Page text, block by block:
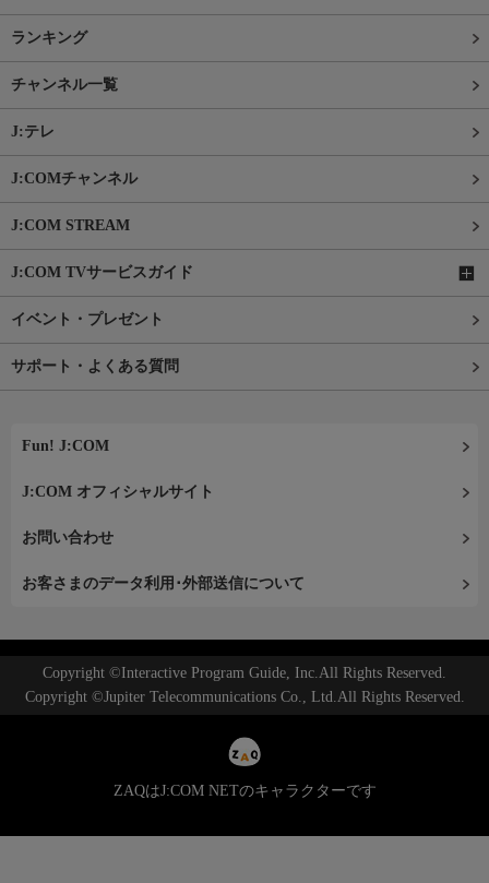
ランキング
チャンネル一覧
J:テレ
J:COMチャンネル
J:COM STREAM
J:COM TVサービスガイド
イベント・プレゼント
サポート・よくある質問
Fun! J:COM
J:COM オフィシャルサイト
お問い合わせ
お客さまのデータ利用･外部送信について
Copyright ©Interactive Program Guide, Inc.All Rights Reserved.
Copyright ©Jupiter Telecommunications Co., Ltd.All Rights Reserved.
ZAQはJ:COM NETのキャラクターです